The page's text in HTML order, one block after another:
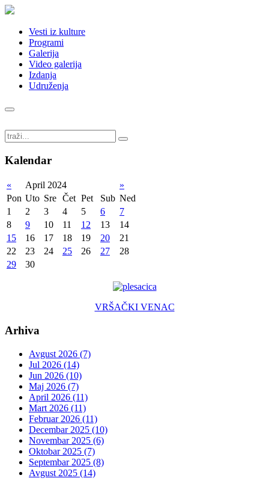
Vesti iz kulture
Programi
Galerija
Video galerija
Izdanja
Udruženja
Kalendar
« April 2024
»
Pon Uto Sre Čet Pet Sub Ned
1
2 3 4 5 6
7
8
9 10 11 12 13
14
15
16 17 18 19 20
21
22
23 24 25 26 27
28
29
30
VRŠAČKI VENAC
Arhiva
Avgust 2026 (7)
Jul 2026 (14)
Jun 2026 (10)
Maj 2026 (7)
April 2026 (11)
Mart 2026 (11)
Februar 2026 (11)
Decembar 2025 (10)
Novembar 2025 (6)
Oktobar 2025 (7)
Septembar 2025 (8)
Avgust 2025 (14)